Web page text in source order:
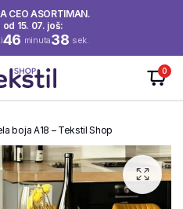
CEO ASORTIMAN.
15. 07. još:
46 minuta37 sek.
0
boja A18 – Tekstil Shop